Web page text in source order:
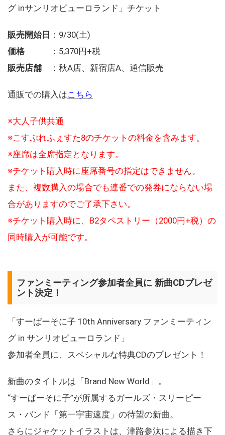
グ inサンリオピューロランド」チケット
販売開始日 ：9/30(土)
価格 ：5,370円+税
販売店舗 ：秋A店、新宿店A、通信販売
通販での購入はこちら
※大人子供共通
※こすぷれふぇすた8のチケットの料金を含みます。
※座席は全席指定となります。
※チケット購入時に座席番号の指定はできません。
また、複数購入の場合でも連番での発券にならない場
合がありますのでご了承下さい。
※チケット購入時に、B2タペストリー（2000円+税）の
同時購入が可能です。
ファンミーティング参加者全員に 新曲CDプレゼ
ント決定！
「すーぱーそに子 10th Anniversary ファンミーティン
グ in サンリオピューロランド」
参加者全員に、スペシャルな特典CDのプレゼント！
新曲のタイトルは「Brand New World」。
“すーぱーそに子”が所属するガールズ・スリーピー
ス・バンド「第一宇宙速度」の待望の新曲。
さらにジャケットイラストは、津路参汰による描き下